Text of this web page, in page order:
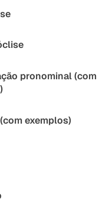
pronominal (com
exemplos)